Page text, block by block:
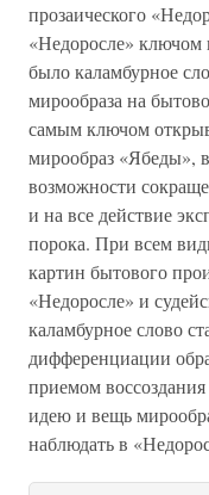
прозаического
«Недоросле» ключом
было каламбурное
мирообраза на
самым ключом
мирообраз «Ябеды»,
возможности
и на все действие
порока. При всем
картин бытового
«Недоросле» и
каламбурное слово
дифференциации
приемом
идею и вещь
наблюдать в